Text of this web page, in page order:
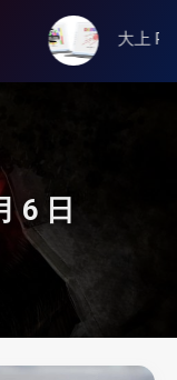
大上 Paperlike 13K 彩屏版显
6 日